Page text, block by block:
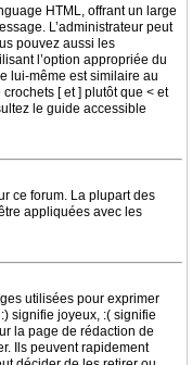
HTML, offrant un large
L’administrateur peut
pouvez aussi les
l’option appropriée du
lui-même est similaire au
[ et ] plutôt que < et
le guide accessible
ce forum. La plupart des
appliquées avec les
utilisées pour exprimer
signifie joyeux, :( signifie
la page de rédaction de
Ils peuvent rapidement